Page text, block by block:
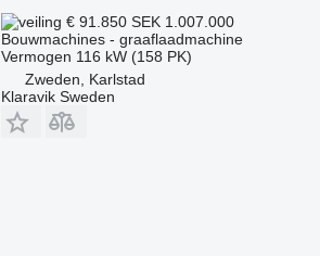
€ 91.850 SEK 1.007.000
Bouwmachines - graaflaadmachine
Vermogen 116 kW (158 PK)
Zweden, Karlstad
Klaravik Sweden